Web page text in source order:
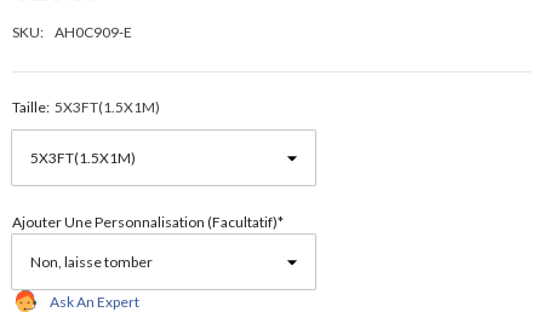
SKU: AH0C909-E
Taille: 5X3FT(1.5X1M)
Ajouter Une Personnalisation (facultatif)*
Ask An Expert